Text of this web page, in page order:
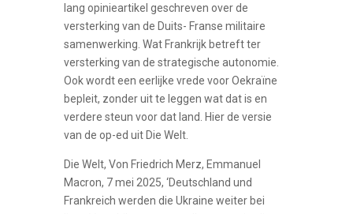
lang opinieartikel geschreven over de
versterking van de Duits- Franse militaire
samenwerking. Wat Frankrijk betreft ter
versterking van de strategische autonomie.
Ook wordt een eerlijke vrede voor Oekraïne
bepleit, zonder uit te leggen wat dat is en
verdere steun voor dat land. Hier de versie
van de op-ed uit Die Welt.
Die Welt, Von Friedrich Merz, Emmanuel
Macron, 7 mei 2025, ‘Deutschland und
Frankreich werden die Ukraine weiter bei